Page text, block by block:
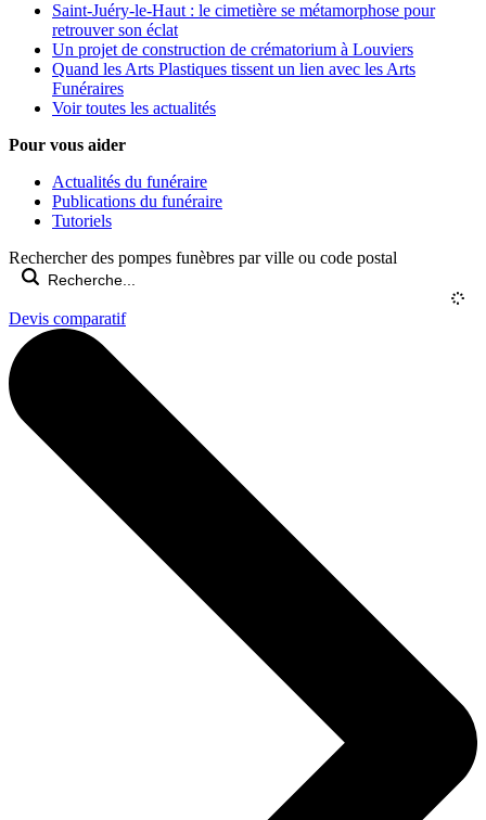
Saint-Juéry-le-Haut : le cimetière se métamorphose pour
retrouver son éclat
Un projet de construction de crématorium à Louviers
Quand les Arts Plastiques tissent un lien avec les Arts
Funéraires
Voir toutes les actualités
Pour vous aider
Actualités du funéraire
Publications du funéraire
Tutoriels
Rechercher des pompes funèbres par ville ou code postal
Devis comparatif